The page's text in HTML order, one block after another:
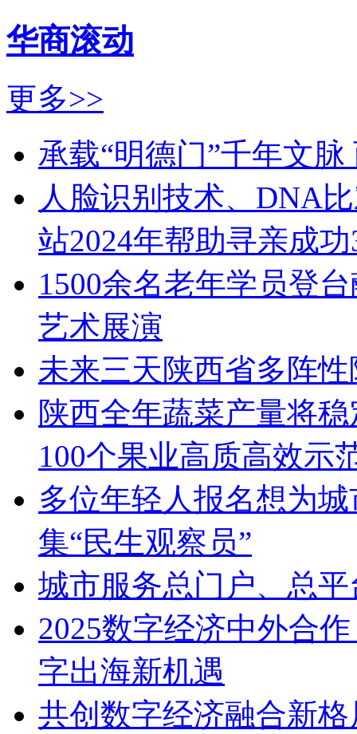
华商滚动
更多>>
承载“明德门”千年文
人脸识别技术、DNA
站2024年帮助寻亲成
1500余名老年学员登
艺术展演
未来三天陕西省多阵
陕西全年蔬菜产量将
100个果业高质高效示
多位年轻人报名想为
集“民生观察员”
城市服务总门户、总
2025数字经济中外合
字出海新机遇
共创数字经济融合新